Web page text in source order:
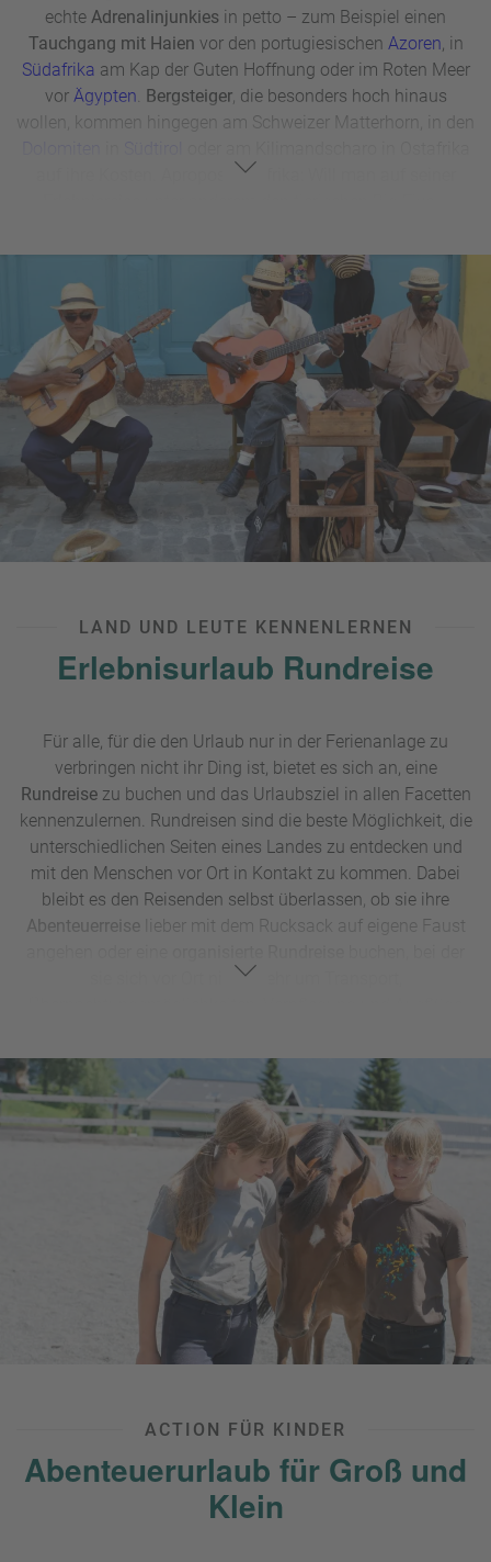
echte Adrenalinjunkies in petto – zum Beispiel einen
Tauchgang mit Haien vor den portugiesischen Azoren, in
Südafrika am Kap der Guten Hoffnung oder im Roten Meer
vor Ägypten. Bergsteiger, die besonders hoch hinaus
wollen, kommen hingegen am Schweizer Matterhorn, in den
auf ihre Kosten. Apropos Ostafrika: Will man auf seiner
sindKeniaundTansaniadie idealen Urlaubsziele für ein
Safari-Abenteuer .
LAND UND LEUTE KENNENLERNEN
Erlebnisurlaub Rundreise
Für alle, für die den Urlaub nur in der Ferienanlage zu
verbringen nicht ihr Ding ist, bietet es sich an, eine
Rundreise zu buchen und das Urlaubsziel in allen Facetten
kennenzulernen. Rundreisen sind die beste Möglichkeit, die
unterschiedlichen Seiten eines Landes zu entdecken und
mit den Menschen vor Ort in Kontakt zu kommen. Dabei
bleibt es den Reisenden selbst überlassen, ob sie ihre
Abenteuerreise
lieber mit dem Rucksack auf eigene Faust
sie sich vor Ort nicht mehr um Transport,
sympathischen Reisebüros tatkräftig mit Rat und Tat zur
Seite, auch wenn es um die Organisation eines
Mietfahrzeugs geht! Beliebte Rundreiseziele sind zum
BeispielAndalusien,Irland, Kuba , die USA,Namibia
,Thailand oderAustralien.
ACTION FÜR KINDER
Abenteuerurlaub für Groß und
Klein